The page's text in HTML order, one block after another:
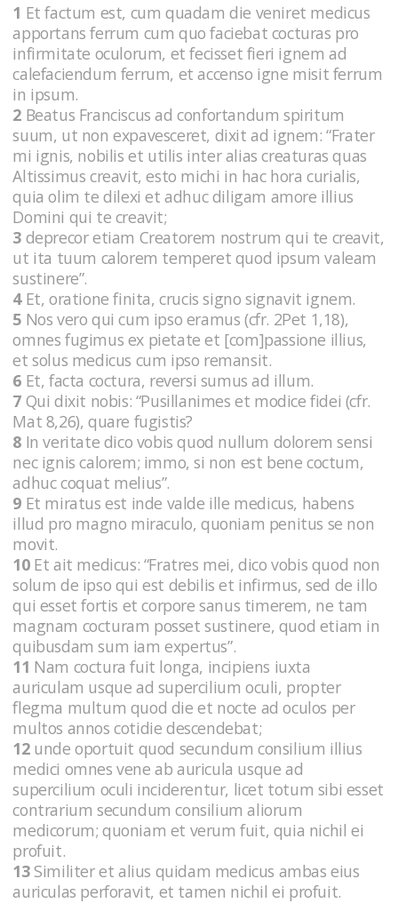
1 Et factum est, cum quadam die veniret medicus
apportans ferrum cum quo faciebat cocturas pro
infirmitate oculorum, et fecisset fieri ignem ad
calefaciendum ferrum, et accenso igne misit ferrum
in ipsum.
2 Beatus Franciscus ad confortandum spiritum
suum, ut non expavesceret, dixit ad ignem: “Frater
mi ignis, nobilis et utilis inter alias creaturas quas
Altissimus creavit, esto michi in hac hora curialis,
quia olim te dilexi et adhuc diligam amore illius
Domini qui te creavit;
3 deprecor etiam Creatorem nostrum qui te creavit,
ut ita tuum calorem temperet quod ipsum valeam
sustinere”.
4Et, oratione finita, crucis signo signavit ignem.
5 Nos vero qui cum ipso eramus (cfr. 2Pet 1,18),
omnes fugimus ex pietate et [com]passione illius,
et solus medicus cum ipso remansit.
6 Et, facta coctura, reversi sumus ad illum.
7 Qui dixit nobis: “Pusillanimes et modice fidei (cfr.
Mat 8,26), quare fugistis?
8 In veritate dico vobis quod nullum dolorem sensi
nec ignis calorem; immo, si non est bene coctum,
adhuc coquat melius”.
9 Et miratus est inde valde ille medicus, habens
illud pro magno miraculo, quoniam penitus se non
movit.
10Et ait medicus: “Fratres mei, dico vobis quod non
solum de ipso qui est debilis et infirmus, sed de illo
qui esset fortis et corpore sanus timerem, ne tam
magnam cocturam posset sustinere, quod etiam in
quibusdam sum iam expertus”.
11 Nam coctura fuit longa, incipiens iuxta
auriculam usque ad supercilium oculi, propter
flegma multum quod die et nocte ad oculos per
multos annos cotidie descendebat;
12unde oportuit quod secundum consilium illius
medici omnes vene ab auricula usque ad
supercilium oculi inciderentur, licet totum sibi esset
contrarium secundum consilium aliorum
medicorum; quoniam et verum fuit, quia nichil ei
profuit.
13Similiter et alius quidam medicus ambas eius
auriculas perforavit, et tamen nichil ei profuit.